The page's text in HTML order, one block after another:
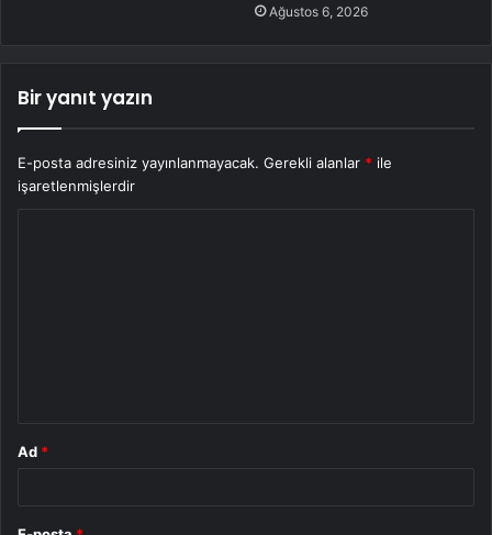
Ağustos 6, 2026
Bir yanıt yazın
E-posta adresiniz yayınlanmayacak. Gerekli alanlar * ile
işaretlenmişlerdir
Ad *